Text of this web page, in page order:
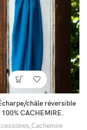
châle réversible
100% CACHEMIRE.
Cachemire